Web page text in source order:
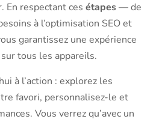
En respectant ces étapes— de
à l’optimisation SEO et
garantissez une expérience
tous les appareils.
à l’action : explorez les
favori, personnalisez-le et
Vous verrez qu’avec un